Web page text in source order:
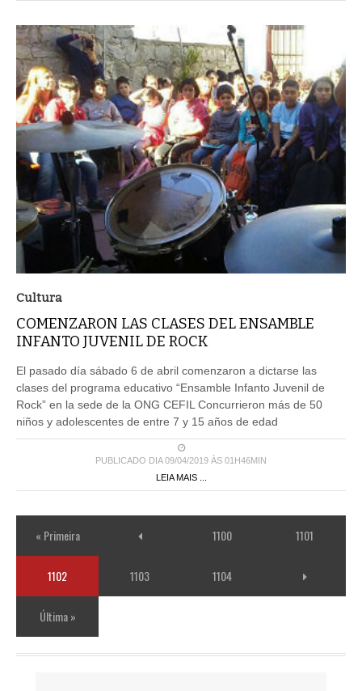
Cultura
COMENZARON LAS CLASES DEL ENSAMBLE
INFANTO JUVENIL DE ROCK
El pasado día sábado 6 de abril comenzaron a dictarse las
clases del programa educativo “Ensamble Infanto Juvenil de
Rock” en la sede de la ONG CEFIL Concurrieron más de 50
niños y adolescentes de entre 7 y 15 años de edad
PUBLICADO DIA 09/04/2019 ÀS 01H46MIN
LEIA MAIS ...
« Primeira 1100 1101
1102 1103 1104
Última »